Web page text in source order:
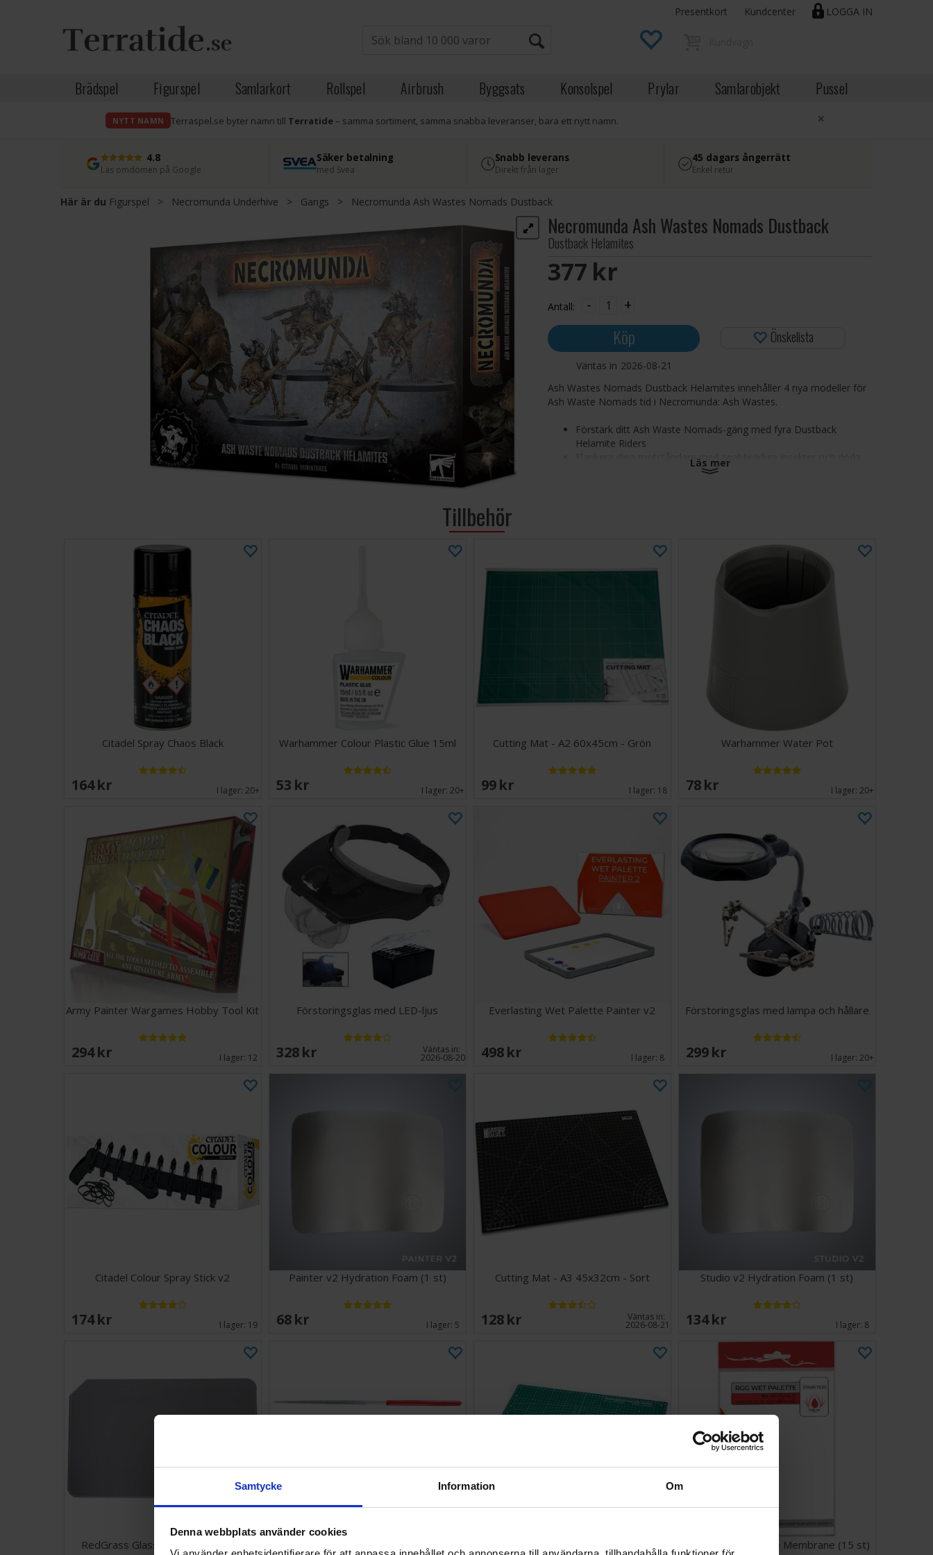
Samtycke Information Om
Denna webbplats använder cookies
LOGGA IN
Presentkort Kundcenter
Brädspel Figurspel Samlarkort Rollspel Airbrush Byggsats Konsolspel Prylar Samlarobjekt Pussel
NYTT NAMN Terraspel.se byter namn till Terratide– samma sortiment, samma snabba leveranser, bara ett nytt namn. ×
4.8
Läs omdömen på Google
Säker betalning
med Svea
Snabb leverans
Direkt från lager
45 dagars ångerrätt
Enkel retur
Här är du Figurspel > Necromunda Underhive > Gangs > Necromunda Ash Wastes Nomads Dustback
Necromunda Ash Wastes Nomads Dustback
Dustback Helamites
377 SEK
Antall: - +
Köp
Väntas in 2026-08-21
Önskelista
Ash Wastes Nomads Dustback Helamites innehåller 4 nya modeller för
Ash Waste Nomads tid i Necromunda: Ash Wastes.
Förstärk ditt Ash Waste Nomads-gäng med fyra Dustback
Helamite Riders
Flankera dina motståndare med snabbrörliga insekter och döda
dem med dödliga vapen som Chain Lancers
Läs mer
Tillbehör
Citadel Spray Chaos Black
164 SEK I lager:20+
Warhammer Colour Plastic Glue 15ml
53 SEK I lager:20+
Cutting Mat - A2 60x45cm - Grön
99 SEK I lager: 18
Warhammer Water Pot
78 SEK I lager:20+
Army Painter Wargames Hobby Tool Kit
294 SEK I lager: 12
Förstoringsglas med LED-ljus
328 SEK Väntas in:
2026-08-20
Everlasting Wet Palette Painter v2
498 SEK I lager: 8
Förstoringsglas med lampa och hållare
299 SEK I lager:20+
Citadel Colour Spray Stick v2
174 SEK I lager: 19
Painter v2 Hydration Foam (1 st)
68 SEK I lager: 5
Cutting Mat - A3 45x32cm - Sort
128 SEK Väntas in:
2026-08-21
Studio v2 Hydration Foam (1 st)
134 SEK I lager: 8
RedGrass Glass Palette Studio XL Painter v2 Reusable Membrane (15 st)